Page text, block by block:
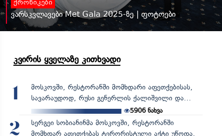
ქრონიკები
ვარსკვლავები Met Gala 2025-ზე | ფოტოები
კვირის ყველაზე კითხვადი
1
მოსკოვში, რესტორანში მომხდარი აფეთქებისას,
სავარაუდოდ, რუსი გენერლის ქალიშვილი და...
5906ნახვა
2
სერგეი სობიანინმა მოსკოვში, რესტორანში
მომხდარ აფეთქებას ტერორისტული აქტი უწოდა,